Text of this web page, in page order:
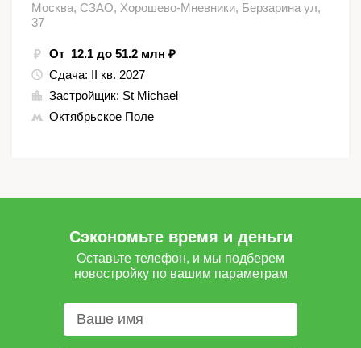
Москва, СЗАО, Хорошево-Мневники, Берзарина ул,
37
От 12.1 до 51.2 млн ₽
Сдача: II кв. 2027
Застройщик: St Michael
Октябрьское Поле
Сэкономьте время и деньги
Оставьте телефон, и мы подберем
новостройку по вашим параметрам